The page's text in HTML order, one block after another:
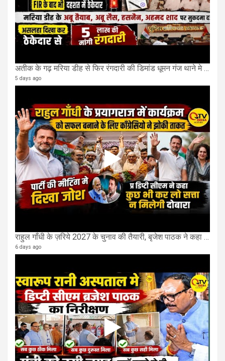
अतीक के गढ़ मरिया डीह से फिर रंगदारी की डिमांड धूमन गंज थाने मे 4 के खिलाफ मुकदमा दर्ज
5 days ago
राहुल गाँधी के ज़रिये 2027 के चुनाव की तैयारी, बृजेश पाठक ने कहा चुक चुकी हैं कांग्रेस
6 days ago